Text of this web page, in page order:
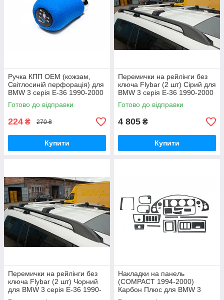
Ручка КПП ОЕМ (кожзам,
Світлосиній перфорація) для
BMW 3 серія E-36 1990-2000
рр
Готово до відправки
224 ₴ 270 ₴
Купити
Перемички на рейлінги без
ключа Flybar (2 шт) Сірий для
BMW 3 серія E-36 1990-2000
рр
Готово до відправки
4 805 ₴
Купити
Перемички на рейлінги без
ключа Flybar (2 шт) Чорний
для BMW 3 серія E-36 1990-
2000 рр
Накладки на панель
(COMPACT 1994-2000)
Карбон Плюс для BMW 3
серія E-36 рр